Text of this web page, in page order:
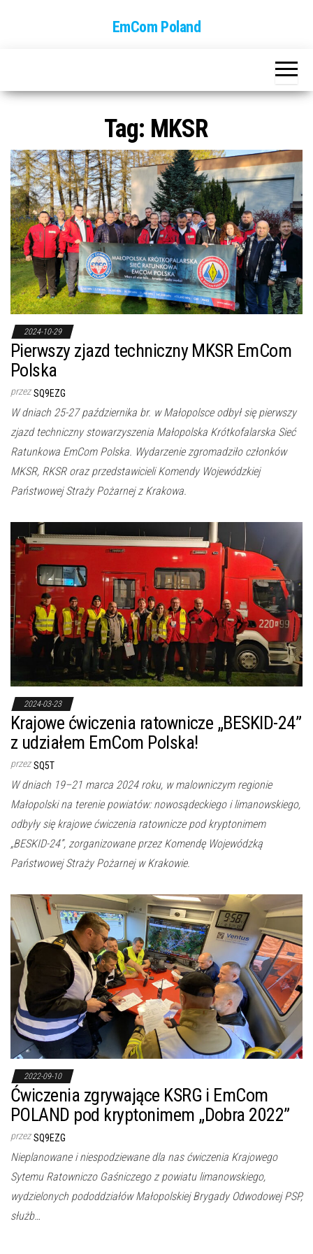
EmCom Poland
Tag: MKSR
2024-10-29
Pierwszy zjazd techniczny MKSR EmCom
Polska
przez SQ9EZG
W dniach 25-27 października br. w Małopolsce odbył się pierwszy
zjazd techniczny stowarzyszenia Małopolska Krótkofalarska Sieć
Ratunkowa EmCom Polska. Wydarzenie zgromadziło członków
MKSR, RKSR oraz przedstawicieli Komendy Wojewódzkiej
Państwowej Straży Pożarnej z Krakowa.
2024-03-23
Krajowe ćwiczenia ratownicze „BESKID-24”
z udziałem EmCom Polska!
przez SQ5T
W dniach 19–21 marca 2024 roku, w malowniczym regionie
Małopolski na terenie powiatów: nowosądeckiego i limanowskiego,
odbyły się krajowe ćwiczenia ratownicze pod kryptonimem
„BESKID-24”, zorganizowane przez Komendę Wojewódzką
Państwowej Straży Pożarnej w Krakowie.
2022-09-10
Ćwiczenia zgrywające KSRG i EmCom
POLAND pod kryptonimem „Dobra 2022”
przez SQ9EZG
Nieplanowane i niespodziewane dla nas ćwiczenia Krajowego
Sytemu Ratowniczo Gaśniczego z powiatu limanowskiego,
wydzielonych pododdziałów Małopolskiej Brygady Odwodowej PSP,
służb…